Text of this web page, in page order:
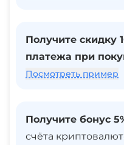
Получите скидку
платежа при
Посмотреть пример
Получите бонус
счёта